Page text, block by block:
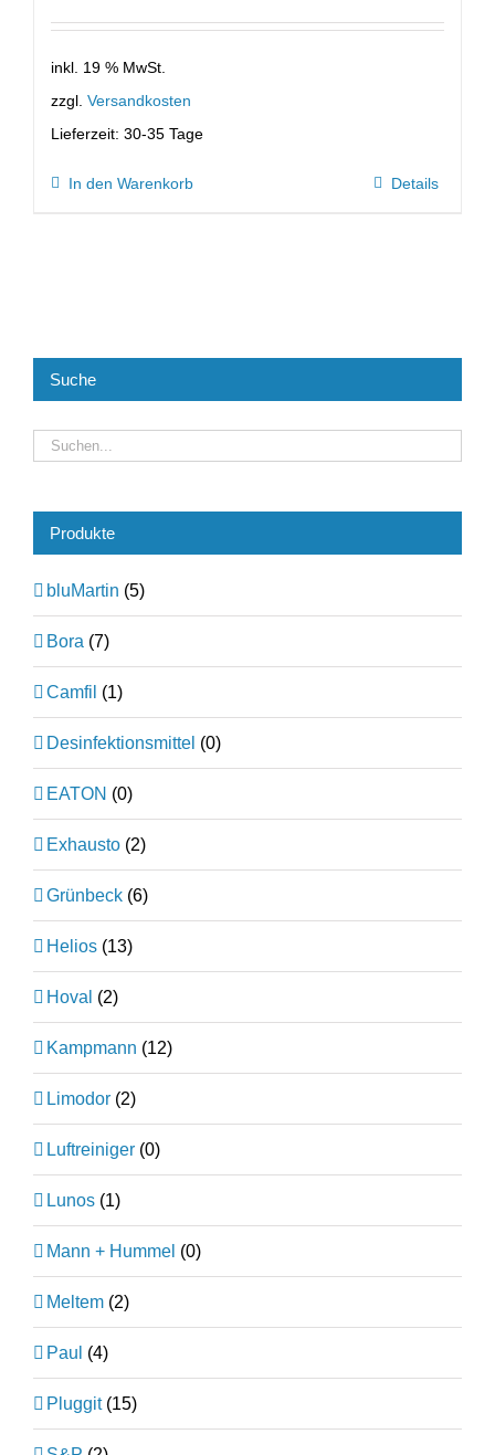
inkl. 19 % MwSt.
zzgl. Versandkosten
Lieferzeit: 30-35 Tage
In den Warenkorb Details
Suche
Produkte
bluMartin (5)
Bora (7)
Camfil (1)
Desinfektionsmittel (0)
EATON (0)
Exhausto (2)
Grünbeck (6)
Helios (13)
Hoval (2)
Kampmann (12)
Limodor (2)
Luftreiniger (0)
Lunos (1)
Mann + Hummel (0)
Meltem (2)
Paul (4)
Pluggit (15)